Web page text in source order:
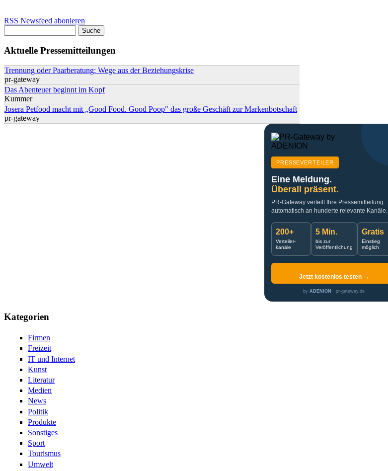
RSS Newsfeed abonieren
Aktuelle Pressemitteilungen
Trennung oder Paarberatung: Wege aus der Beziehungskrise
pr-gateway
Das Abenteuer beginnt im Kopf
Kummer
Josera Petfood macht mit „Good Food. Good Poop" das große Geschäft zur Markenbotschaft
pr-gateway
PRESSEVERTEILER
Eine Meldung.
Überall präsent.
PR-Gateway verteilt Ihre Pressemitteilung
automatisch an hunderte relevante Kanäle.
200+
Verteiler-
kanäle
5 Min.
bis zur
Veröffentlichung
Gratis
Einstieg
möglich
Jetzt kostenlos testen →
by ADENION · pr-gateway.de
Kategorien
Firmen
Freizeit
IT und Internet
Kunst
Literatur
Medien
News
Politik
Produkte
Sonstiges
Sport
Tourismus
Umwelt